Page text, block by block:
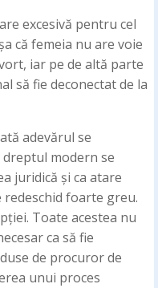
excesivă pentru cel
că femeia nu are voie
iar pe de altă parte
să fie deconectat de la
adevărul se
modern se
juridică și ca atare
foarte greu.
Toate acestea nu
ca să fie
de procuror de
unui proces